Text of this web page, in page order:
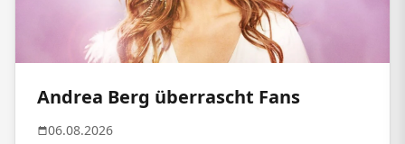
Andrea Berg überrascht Fans
06.08.2026